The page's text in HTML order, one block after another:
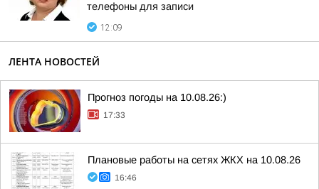
телефоны для записи
12:09
ЛЕНТА НОВОСТЕЙ
Прогноз погоды на 10.08.26:)
17:33
Плановые работы на сетях ЖКХ на 10.08.26
16:46